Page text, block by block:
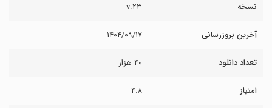
نسخه v.۲۳
آخرین بروزرسانی ۱۴۰۴/۰۹/۱۷
تعداد دانلود ۴۰ هزار
امتیاز ۴.۸